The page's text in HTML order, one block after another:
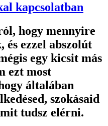
kapcsolatban
hogy mennyire
és ezzel abszolút
egy kicsit más
ezt most
általában
szokásaid
tudsz elérni.